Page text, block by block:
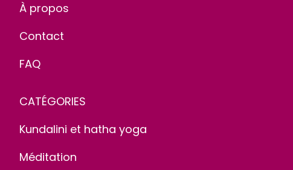
À propos
Contact
FAQ
CATÉGORIES
Kundalini et hatha yoga
Méditation